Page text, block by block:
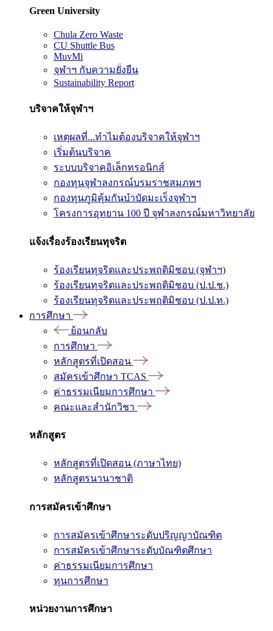
Green University
Chula Zero Waste
CU Shuttle Bus
MuvMi
จุฬาฯ กับความยั่งยืน
Sustainability Report
บริจาคให้จุฬาฯ
เหตุผลที่...ทำไมต้องบริจาคให้จุฬาฯ
เริ่มต้นบริจาค
ระบบบริจาคอิเล็กทรอนิกส์
กองทุนจุฬาลงกรณ์บรมราชสมภพฯ
กองทุนภูมิคุ้มกันบำบัดมะเร็งจุฬาฯ
โครงการอุทยาน 100 ปี จุฬาลงกรณ์มหาวิทยาลัย
แจ้งเรื่องร้องเรียนทุจริต
ร้องเรียนทุจริตและประพฤติมิชอบ (จุฬาฯ)
ร้องเรียนทุจริตและประพฤติมิชอบ (ป.ป.ช.)
ร้องเรียนทุจริตและประพฤติมิชอบ (ป.ป.ท.)
การศึกษา
ย้อนกลับ
การศึกษา
หลักสูตรที่เปิดสอน
สมัครเข้าศึกษา TCAS
ค่าธรรมเนียมการศึกษา
คณะและสำนักวิชา
หลักสูตร
หลักสูตรที่เปิดสอน (ภาษาไทย)
หลักสูตรนานาชาติ
การสมัครเข้าศึกษา
การสมัครเข้าศึกษาระดับปริญญาบัณฑิต
การสมัครเข้าศึกษาระดับบัณฑิตศึกษา
ค่าธรรมเนียมการศึกษา
ทุนการศึกษา
หน่วยงานการศึกษา